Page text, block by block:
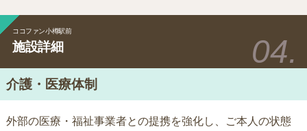
ココファン小樽駅前
施設詳細
介護・医療体制
外部の医療・福祉事業者との提携を強化し、ご本人の状態